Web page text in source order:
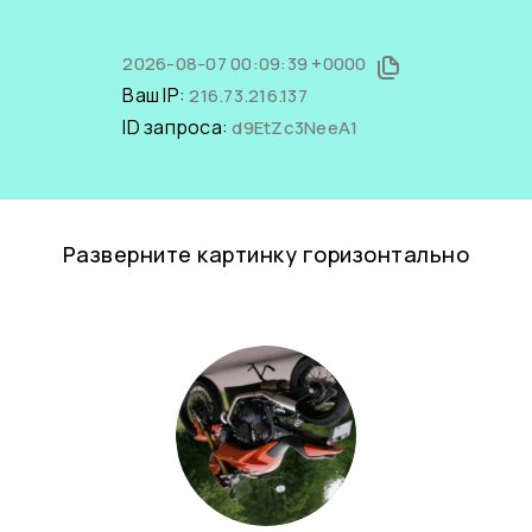
2026-08-07 00:09:39 +0000
Ваш IP:216.73.216.137
ID запроса:d9EtZc3NeeA1
Разверните картинку горизонтально